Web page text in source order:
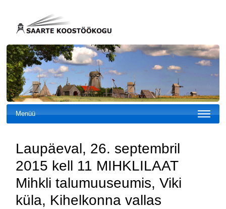
Menüü
Laupäeval, 26. septembril
2015 kell 11 MIHKLILAAT
Mihkli talumuuseumis, Viki
küla, Kihelkonna vallas